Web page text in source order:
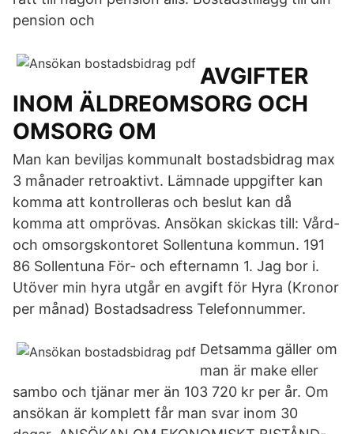
pension och
AVGIFTER
INOM ÄLDREOMSORG OCH
OMSORG OM
Man kan beviljas kommunalt bostadsbidrag max
3 månader retroaktivt. Lämnade uppgifter kan
komma att kontrolleras och beslut kan då
komma att omprövas. Ansökan skickas till: Vård-
och omsorgskontoret Sollentuna kommun. 191
86 Sollentuna För- och efternamn 1. Jag bor i.
Utöver min hyra utgår en avgift för Hyra (Kronor
per månad) Bostadsadress Telefonnummer.
Detsamma gäller om
man är make eller
sambo och tjänar mer än 103 720 kr per år. Om
ansökan är komplett får man svar inom 30